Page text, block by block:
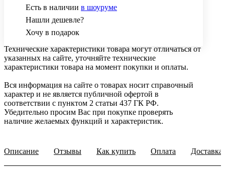
Есть в наличии в шоуруме
Нашли дешевле?
Хочу в подарок
Технические характеристики товара могут отличаться от
указанных на сайте, уточняйте технические
характеристики товара на момент покупки и оплаты.
Вся информация на сайте о товарах носит справочный
характер и не является публичной офертой в
соответствии с пунктом 2 статьи 437 ГК РФ.
Убедительно просим Вас при покупке проверять
наличие желаемых функций и характеристик.
Описание Отзывы Как купить Оплата Доставка